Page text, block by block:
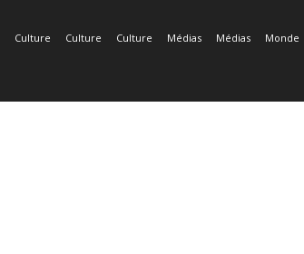
Culture Culture Culture Médias Médias Monde